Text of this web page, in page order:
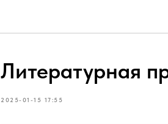
Литературная
2025-01-15 17:55